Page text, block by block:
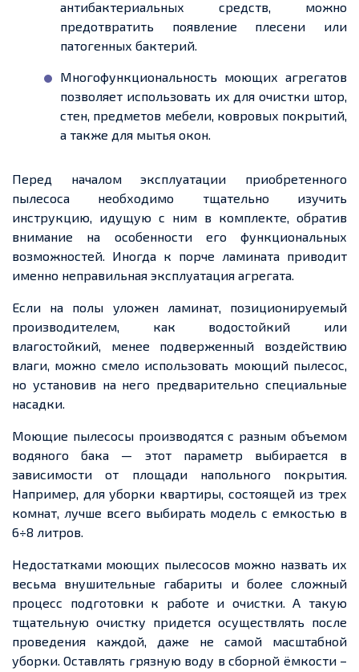
антибактериальных средств, можно
предотвратить появление плесени или
патогенных бактерий.
Многофункциональность моющих агрегатов
позволяет использовать их для очистки штор,
стен, предметов мебели, ковровых покрытий,
а также для мытья окон.
Перед началом эксплуатации приобретенного
пылесоса необходимо тщательно изучить
инструкцию, идущую с ним в комплекте, обратив
внимание на особенности его функциональных
возможностей. Иногда к порче ламината приводит
именно неправильная эксплуатация агрегата.
Если на полы уложен ламинат, позиционируемый
производителем, как водостойкий или
влагостойкий, менее подверженный воздействию
влаги, можно смело использовать моющий пылесос,
но установив на него предварительно специальные
насадки.
Моющие пылесосы производятся с разным объемом
водяного бака — этот параметр выбирается в
зависимости от площади напольного покрытия.
Например, для уборки квартиры, состоящей из трех
комнат, лучше всего выбирать модель с емкостью в
6÷8 литров.
Недостатками моющих пылесосов можно назвать их
весьма внушительные габариты и более сложный
процесс подготовки к работе и очистки. А такую
тщательную очистку придется осуществлять после
проведения каждой, даже не самой масштабной
уборки. Оставлять грязную воду в сборной ёмкости –